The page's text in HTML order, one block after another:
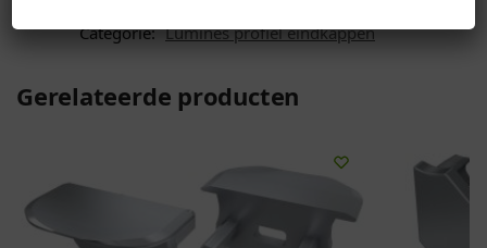
Categorie: Lumines profiel eindkappen
Gerelateerde producten